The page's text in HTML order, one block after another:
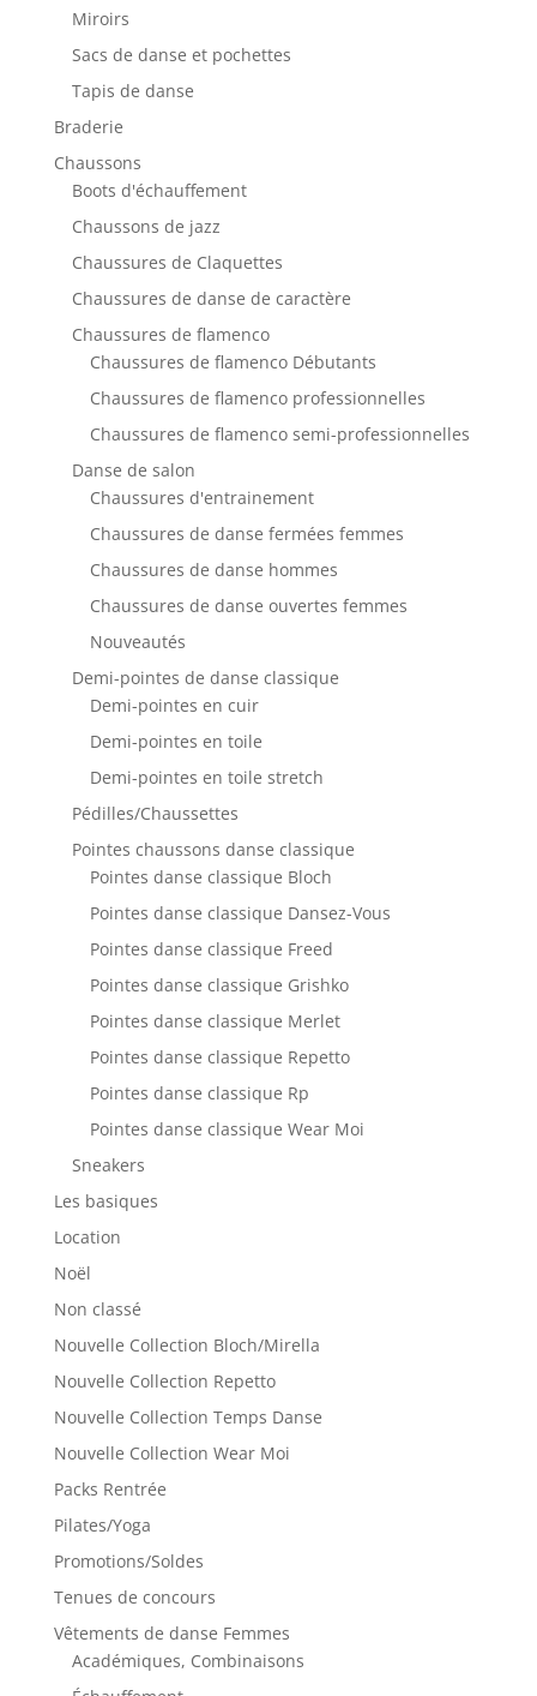
Miroirs
Sacs de danse et pochettes
Tapis de danse
Braderie
Chaussons
Boots d'échauffement
Chaussons de jazz
Chaussures de Claquettes
Chaussures de danse de caractère
Chaussures de flamenco
Chaussures de flamenco Débutants
Chaussures de flamenco professionnelles
Chaussures de flamenco semi-professionnelles
Danse de salon
Chaussures d'entrainement
Chaussures de danse fermées femmes
Chaussures de danse hommes
Chaussures de danse ouvertes femmes
Nouveautés
Demi-pointes de danse classique
Demi-pointes en cuir
Demi-pointes en toile
Demi-pointes en toile stretch
Pédilles/Chaussettes
Pointes chaussons danse classique
Pointes danse classique Bloch
Pointes danse classique Dansez-Vous
Pointes danse classique Freed
Pointes danse classique Grishko
Pointes danse classique Merlet
Pointes danse classique Repetto
Pointes danse classique Rp
Pointes danse classique Wear Moi
Sneakers
Les basiques
Location
Noël
Non classé
Nouvelle Collection Bloch/Mirella
Nouvelle Collection Repetto
Nouvelle Collection Temps Danse
Nouvelle Collection Wear Moi
Packs Rentrée
Pilates/Yoga
Promotions/Soldes
Tenues de concours
Vêtements de danse Femmes
Académiques, Combinaisons